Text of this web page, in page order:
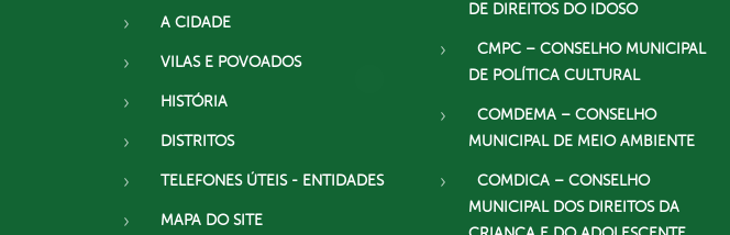
A CIDADE
VILAS E POVOADOS
HISTÓRIA
DISTRITOS
TELEFONES ÚTEIS - ENTIDADES
MAPA DO SITE
DE DIREITOS DO IDOSO
CMPC – CONSELHO MUNICIPAL
DE POLÍTICA CULTURAL
COMDEMA – CONSELHO
MUNICIPAL DE MEIO AMBIENTE
COMDICA – CONSELHO
MUNICIPAL DOS DIREITOS DA